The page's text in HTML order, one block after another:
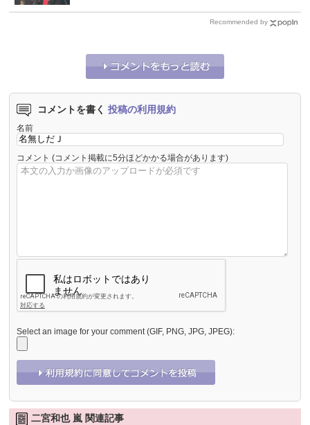
Recommended by
コメントを書く 投稿の利用規約
名前
コメント (コメント掲載に5分ほどかかる場合があります)
Select an image for your comment (GIF, PNG, JPG, JPEG):
二宮和也 嵐 関連記事